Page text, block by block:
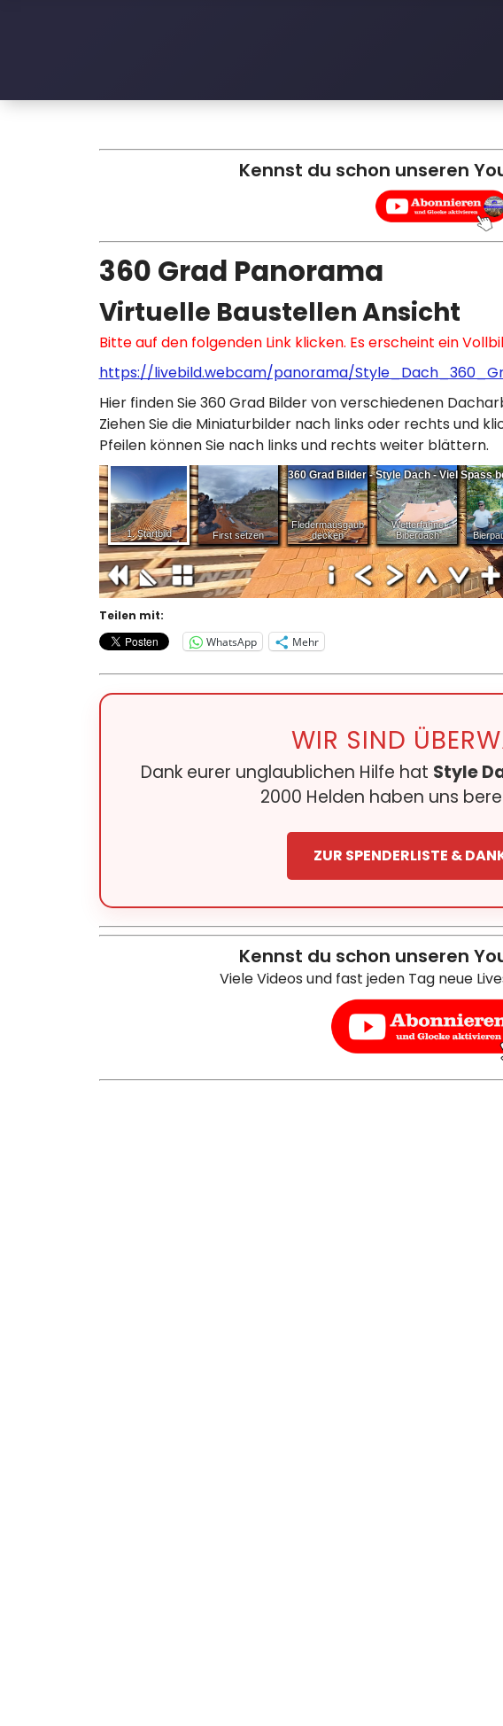
D
c
Kennst du schon unseren
360 Grad Panorama
Virtuelle Baustellen Ansicht
Bitte auf den folgenden Link klicken. Es erscheint ein
https://livebild.webcam/panorama/
Hier finden Sie 360 Grad Bilder von verschiedenen
Ziehen Sie die Miniaturbilder nach links oder rechts und
Pfeilen können Sie nach links und rechts weiter blättern.
Teilen mit:
WhatsApp
Mehr
WIR SIND
Dank eurer unglaublichen Hilfe hat Style
2000 Helden haben uns
ZUR SPENDERLISTE &
Kennst du schon unseren
Viele Videos und fast jeden Tag neue